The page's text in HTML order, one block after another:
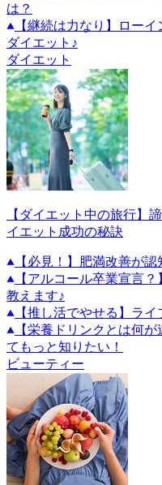
は？
【継続は力なり】ロー
ダイエット♪
ダイエット
【ダイエット中の旅行】
イエット成功の秘訣
【必見！】肥満改善が
【アルコール卒業宣言
教えます♪
【推し活でやせる】ラ
【栄養ドリンクとは何
てもっと知りたい！
ビューティー